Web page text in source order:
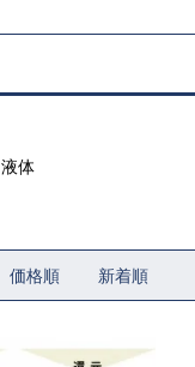
液体
価格順 新着順